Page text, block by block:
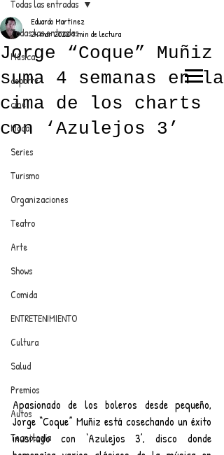
ANUNCIATE CON NOSOTROS
PARA MÁS INFORMACIÓN:
dinamicaseltrendytop@gmail.com
EL TRENDY TOP
CON EDDY MARTINEZ
Todas las entradas
Música
deporte
cine
Moda
Series
Turismo
Organizaciones
Teatro
Arte
Shows
Comida
ENTRETENIMIENTO
Cultura
Salud
Premios
Autos
Tecnología
Todas las entradas
Jorge “Coque” Muñiz
suma 4 semanas en la
cima de los charts
con ‘Azulejos 3’
Eduardo Martínez
24 mar 20221 min de lectura
Apasionado de los boleros desde pequeño,
Jorge “Coque” Muñiz está cosechando un éxito
inusitado con ‘Azulejos 3’, disco donde